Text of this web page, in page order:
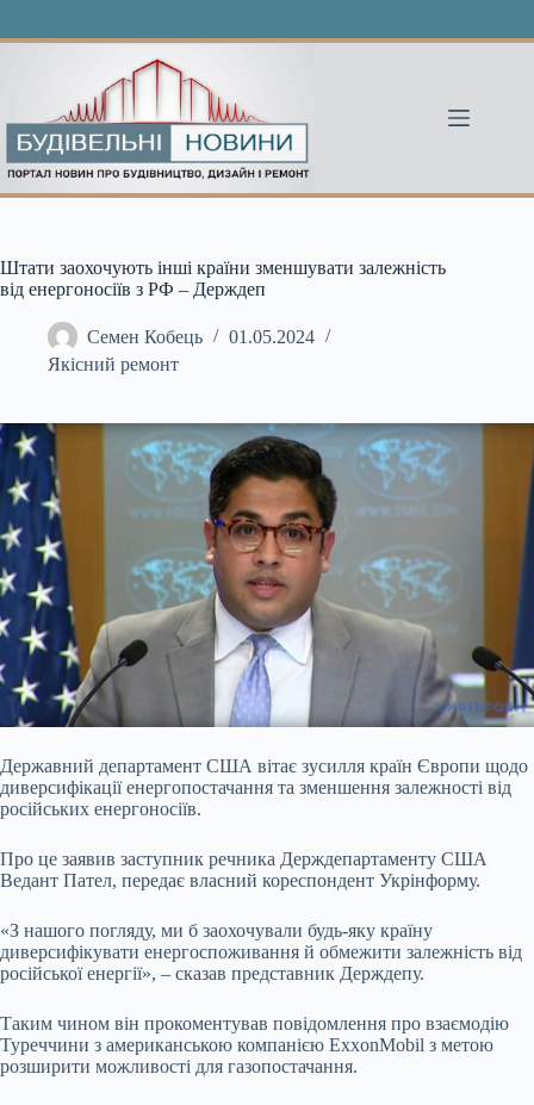
Штати заохочують інші країни зменшувати залежність
від енергоносіїв з РФ – Держдеп
Семен Кобець
01.05.2024
Якісний ремонт
Державний департамент США вітає зусилля країн Європи щодо
диверсифікації енергопостачання та зменшення залежності від
російських енергоносіїв.
Про це заявив заступник речника Держдепартаменту США
Ведант Пател, передає власний кореспондент Укрінформу.
«З нашого погляду, ми б заохочували будь-яку країну
диверсифікувати енергоспоживання й обмежити залежність від
російської енергії», – сказав представник Держдепу.
Таким чином він прокоментував повідомлення про взаємодію
Туреччини з американською компанією ExxonMobil з метою
розширити можливості для газопостачання.